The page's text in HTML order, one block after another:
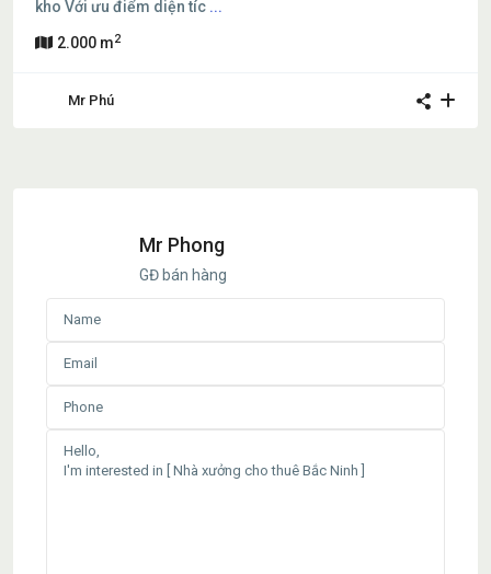
kho Với ưu điểm diện tíc ...
2.000 m2
Mr Phú
Mr Phong
GĐ bán hàng